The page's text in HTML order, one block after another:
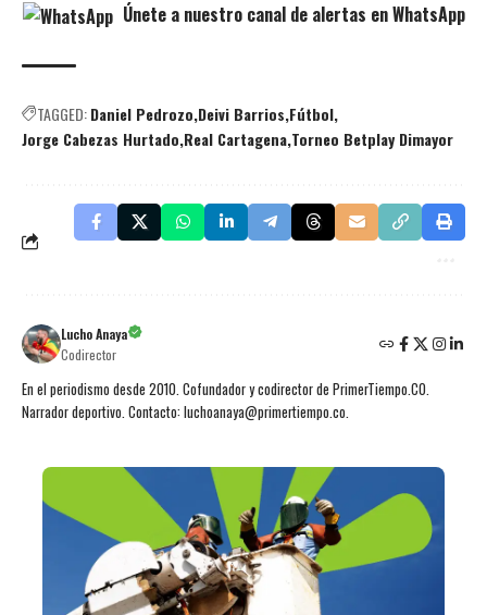
Únete a nuestro canal de alertas en WhatsApp
TAGGED:Daniel Pedrozo Deivi Barrios Fútbol
Jorge Cabezas Hurtado Real Cartagena Torneo Betplay Dimayor
Lucho Anaya
Codirector
En el periodismo desde 2010. Cofundador y codirector de PrimerTiempo.CO.
Narrador deportivo. Contacto: luchoanaya@primertiempo.co.